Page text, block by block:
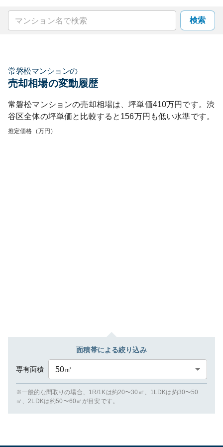
検索
常磐松マンションの
売却相場の変動履歴
常磐松マンションの売却相場は、坪単価410万円です。 渋
谷区全体の坪単価と比較すると 156万円も低い水準です。
推定価格（万円）
面積帯による絞り込み
専有面積 50㎡
※一般的な間取りの場合、1R/1Kは約20〜30㎡、1LDKは約30〜50
㎡、2LDKは約50〜60㎡が目安です。